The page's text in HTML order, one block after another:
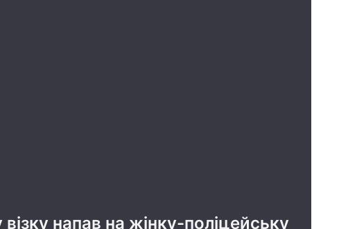
напав на жінку-поліцейську